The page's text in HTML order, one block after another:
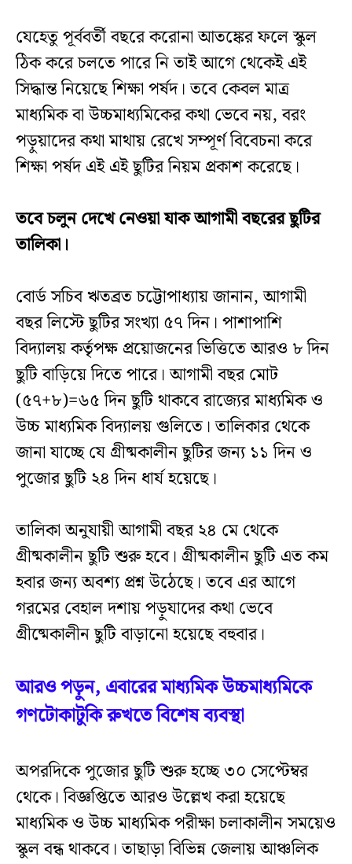
যেহেতু পূর্ববর্তী বছরে করোনা আতঙ্কের ফলে স্কুল
ঠিক করে চলতে পারে নি তাই আগে থেকেই এই
সিদ্ধান্ত নিয়েছে শিক্ষা পর্ষদ। তবে কেবল মাত্র
মাধ্যমিক বা উচ্চমাধ্যমিকের কথা ভেবে নয়, বরং
পড়ুয়াদের কথা মাথায় রেখে সম্পূর্ণ বিবেচনা করে
শিক্ষা পর্ষদ এই এই ছুটির নিয়ম প্রকাশ করেছে।
তবে চলুন দেখে নেওয়া যাক আগামীবছরের ছুটির
তালিকা।
বোর্ড সচিব ঋতব্রত চট্টোপাধ্যায় জানান, আগামী
বছর লিস্টে ছুটির সংখ্যা ৫৭ দিন। পাশাপাশি
বিদ্যালয় কর্তৃপক্ষ প্রয়োজনের ভিত্তিতে আরও ৮ দিন
ছুটি বাড়িয়ে দিতে পারে। আগামী বছর মোট
(৫৭+৮)=৬৫ দিন ছুটি থাকবে রাজ্যের মাধ্যমিক ও
উচ্চ মাধ্যমিক বিদ্যালয় গুলিতে। তালিকার থেকে
জানা যাচ্ছে যে গ্রীষ্মকালীন ছুটির জন্য ১১ দিন ও
পুজোর ছুটি ২৪ দিন ধার্য হয়েছে।
তালিকা অনুযায়ী আগামী বছর ২৪ মে থেকে
গ্রীষ্মকালীন ছুটি শুরু হবে। গ্রীষ্মকালীন ছুটি এত কম
হবার জন্য অবশ্য প্রশ্ন উঠেছে। তবে এর আগে
গরমের বেহাল দশায় পড়ুযাদের কথা ভেবে
গ্রীষ্মেকালীন ছুটি বাড়ানো হয়েছে বহুবার।
আরও পড়ুন, এবারের মাধ্যমিক উচ্চমাধ্যমিকে
গণটোকাটুকি রুখতে বিশেষ ব্যবস্থা
অপরদিকে পুজোর ছুটি শুরু হচ্ছে ৩০ সেপ্টেম্বর
থেকে। বিজ্ঞপ্তিতে আরও উল্লেখ করা হয়েছে
মাধ্যমিক ও উচ্চ মাধ্যমিক পরীক্ষা চলাকালীন সময়েও
স্কুল বন্ধ থাকবে। তাছাড়া বিভিন্ন জেলায় আঞ্চলিক